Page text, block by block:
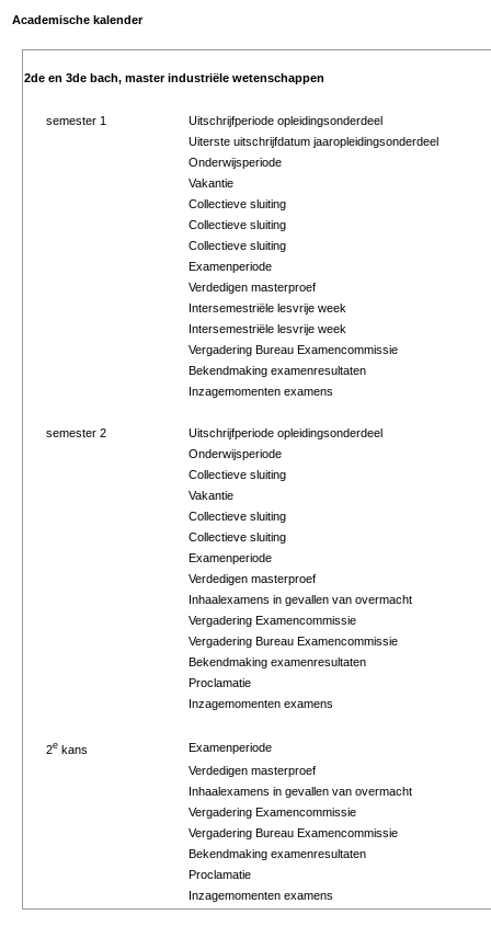
Academische kalender
2de en 3de bach, master industriële wetenschappen
semester 1
Uitschrijfperiode opleidingsonderdeel
Uiterste uitschrijfdatum jaaropleidingsonderdeel
Onderwijsperiode
Vakantie
Collectieve sluiting
Collectieve sluiting
Collectieve sluiting
Examenperiode
Verdedigen masterproef
Intersemestriële lesvrije week
Intersemestriële lesvrije week
Vergadering Bureau Examencommissie
Bekendmaking examenresultaten
Inzagemomenten examens
semester 2
Uitschrijfperiode opleidingsonderdeel
Onderwijsperiode
Collectieve sluiting
Vakantie
Collectieve sluiting
Collectieve sluiting
Examenperiode
Verdedigen masterproef
Inhaalexamens in gevallen van overmacht
Vergadering Examencommissie
Vergadering Bureau Examencommissie
Bekendmaking examenresultaten
Proclamatie
Inzagemomenten examens
2e kans
Examenperiode
Verdedigen masterproef
Inhaalexamens in gevallen van overmacht
Vergadering Examencommissie
Vergadering Bureau Examencommissie
Bekendmaking examenresultaten
Proclamatie
Inzagemomenten examens